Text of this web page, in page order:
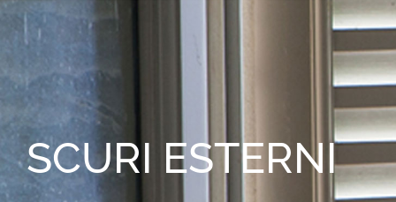
SCURI ESTERNI